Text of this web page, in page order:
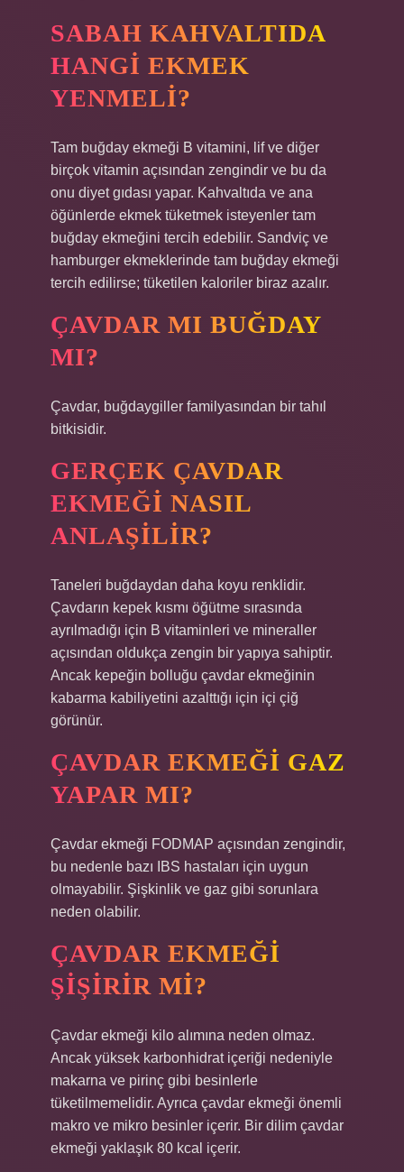
SABAH KAHVALTIDA
HANGI EKMEK
YENMELI?
Tam buğday ekmeği B vitamini, lif ve diğer
birçok vitamin açısından zengindir ve bu da
onu diyet gıdası yapar. Kahvaltıda ve ana
öğünlerde ekmek tüketmek isteyenler tam
buğday ekmeğini tercih edebilir. Sandviç ve
hamburger ekmeklerinde tam buğday ekmeği
tercih edilirse; tüketilen kaloriler biraz azalır.
ÇAVDAR MI BUĞDAY
MI?
Çavdar, buğdaygiller familyasından bir tahıl
bitkisidir.
GERÇEK ÇAVDAR
EKMEĞI NASIL
ANLAŞILIR?
Taneleri buğdaydan daha koyu renklidir.
Çavdarın kepek kısmı öğütme sırasında
ayrılmadığı için B vitaminleri ve mineraller
açısından oldukça zengin bir yapıya sahiptir.
Ancak kepeğin bolluğu çavdar ekmeğinin
kabarma kabiliyetini azalttığı için içi çiğ
görünür.
ÇAVDAR EKMEĞI GAZ
YAPAR MI?
Çavdar ekmeği FODMAP açısından zengindir,
bu nedenle bazı IBS hastaları için uygun
olmayabilir. Şişkinlik ve gaz gibi sorunlara
neden olabilir.
ÇAVDAR EKMEĞI
ŞIŞIRIR MI?
Çavdar ekmeği kilo alımına neden olmaz.
Ancak yüksek karbonhidrat içeriği nedeniyle
makarna ve pirinç gibi besinlerle
tüketilmemelidir. Ayrıca çavdar ekmeği önemli
makro ve mikro besinler içerir. Bir dilim çavdar
ekmeği yaklaşık 80 kcal içerir.